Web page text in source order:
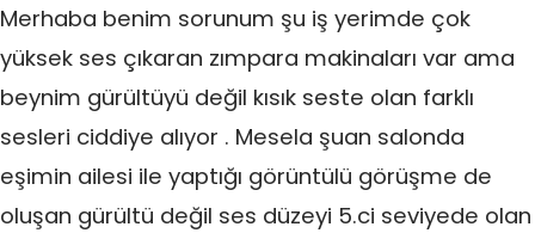
Merhaba benim sorunum şu iş yerimde çok
yüksek ses çıkaran zımpara makinaları var ama
beynim gürültüyü değil kısık seste olan farklı
sesleri ciddiye alıyor . Mesela şuan salonda
eşimin ailesi ile yaptığı görüntülü görüşme de
oluşan gürültü değil ses düzeyi 5.ci seviyede olan